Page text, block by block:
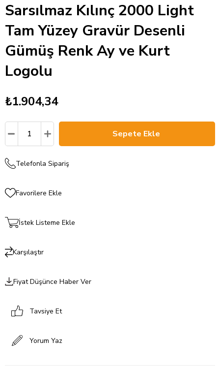
Sarsılmaz Kılınç 2000 Light
Tam Yüzey Gravür Desenli
Gümüş Renk Ay ve Kurt
Logolu
₺1.904,34
Telefonla Sipariş
Favorilere Ekle
İstek Listeme Ekle
Karşılaştır
Fiyat Düşünce Haber Ver
Tavsiye Et
Yorum Yaz